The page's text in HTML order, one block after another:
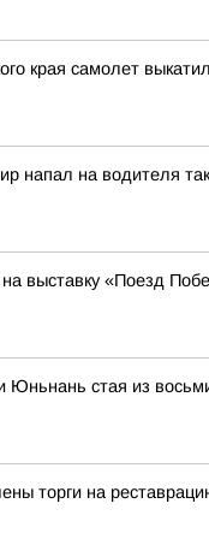
края самолет
напал на водителя
выставку «Поезд
Юньнань стая из
торги на